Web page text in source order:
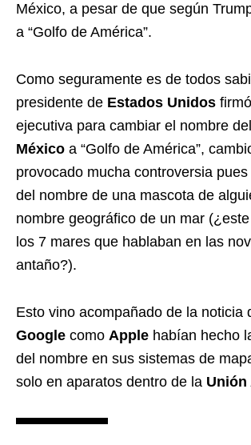
México, a pesar de que según
a “Golfo de América”.
Como seguramente es de todos
presidente de Estados Unidos
ejecutiva para cambiar el nombre del
México a “Golfo de América”,
provocado mucha controversia
del nombre de una mascota de
nombre geográfico de un mar
los 7 mares que hablaban en las
antaño?).
Esto vino acompañado de la noticia
Google como Apple habían hecho
del nombre en sus sistemas de
solo en aparatos dentro de la Unión